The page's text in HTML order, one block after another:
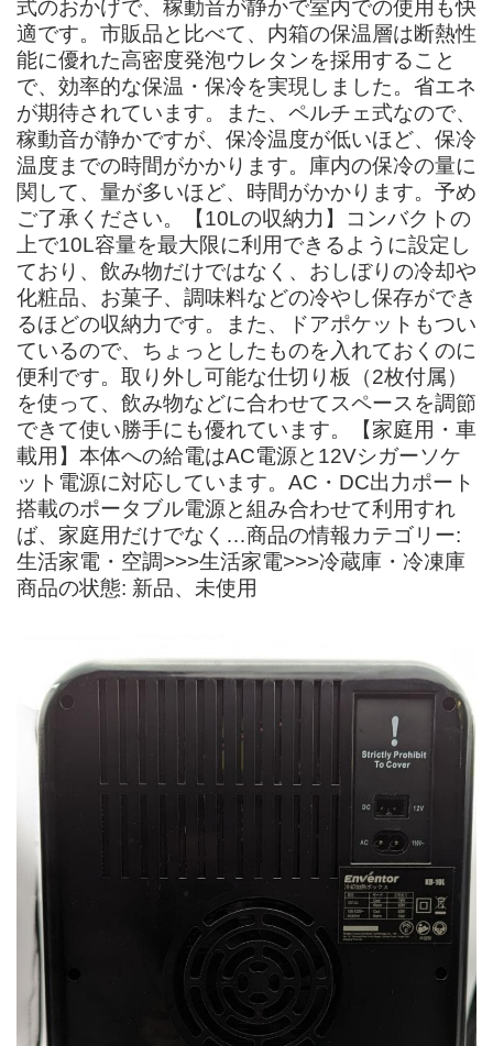
式のおかげで、稼動音が静かで室内での使用も快
適です。市販品と比べて、内箱の保温層は断熱性
能に優れた高密度発泡ウレタンを採用すること
で、効率的な保温・保冷を実現しました。省エネ
が期待されています。また、ペルチェ式なので、
稼動音が静かですが、保冷温度が低いほど、保冷
温度までの時間がかかります。庫内の保冷の量に
関して、量が多いほど、時間がかかります。予め
ご了承ください。【10Lの収納力】コンバクトの
上で10L容量を最大限に利用できるように設定し
ており、飲み物だけではなく、おしぼりの冷却や
化粧品、お菓子、調味料などの冷やし保存ができ
るほどの収納力です。また、ドアポケットもつい
ているので、ちょっとしたものを入れておくのに
便利です。取り外し可能な仕切り板（2枚付属）
を使って、飲み物などに合わせてスペースを調節
できて使い勝手にも優れています。【家庭用・車
載用】本体への給電はAC電源と12Vシガーソケ
ット電源に対応しています。AC・DC出力ポート
搭載のポータブル電源と組み合わせて利用すれ
ば、家庭用だけでなく…商品の情報カテゴリー:
生活家電・空調>>>生活家電>>>冷蔵庫・冷凍庫
商品の状態: 新品、未使用